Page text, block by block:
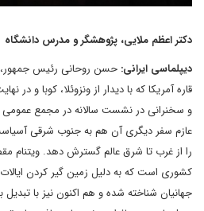
دکتر اعظم ملایی، پژوهشگر و مدرس دانشگاه
دیپلماسی ایرانی: حسن روحانی رئیس جمهور،
قاره آمریکا که با دیدار از ونزوئلا، کوبا و در
و سخنرانی در نشست سالانه در مجمع عمومی
عازم سفر دیگری آن هم به جنوب شرقی
را از غرب تا شرق عالم گسترش دهد. ویتنام
کشوری است که به دلیل زمین گیر کردن
جهانیان شناخته شده و هم اکنون نیز با